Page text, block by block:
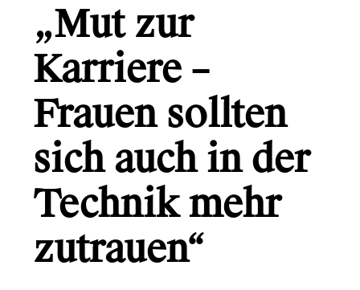
Austrian Audio
Gründerio
Learning Hospital
Friends in Flats
LG
Monsterfreunde
„Mut zur
Karriere –
Frauen sollten
sich auch in der
Technik mehr
zutrauen“